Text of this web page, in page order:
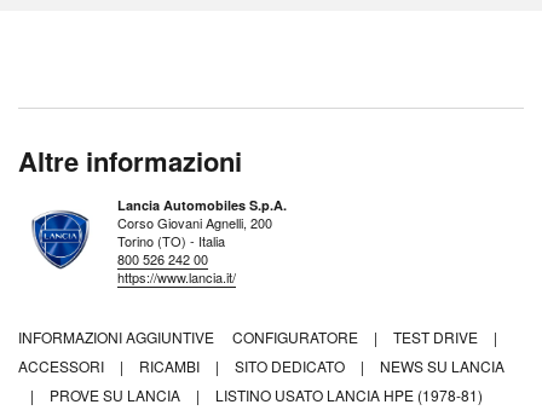
Altre informazioni
Lancia Automobiles S.p.A.
Corso Giovani Agnelli, 200
Torino (TO) - Italia
800 526 242 00
https://www.lancia.it/
INFORMAZIONI AGGIUNTIVE CONFIGURATORE | TEST DRIVE
|
ACCESSORI
| RICAMBI | SITO DEDICATO |
NEWS SU LANCIA
|
PROVE SU LANCIA | LISTINO USATO LANCIA HPE (1978-81)